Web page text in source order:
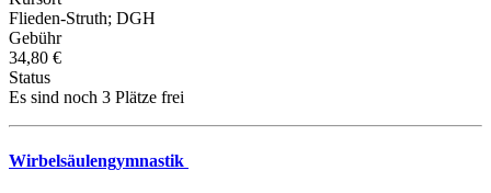
Flieden-Struth; DGH
Gebühr
34,80 €
Status
Es sind noch 3 Plätze frei
Wirbelsäulengymnastik